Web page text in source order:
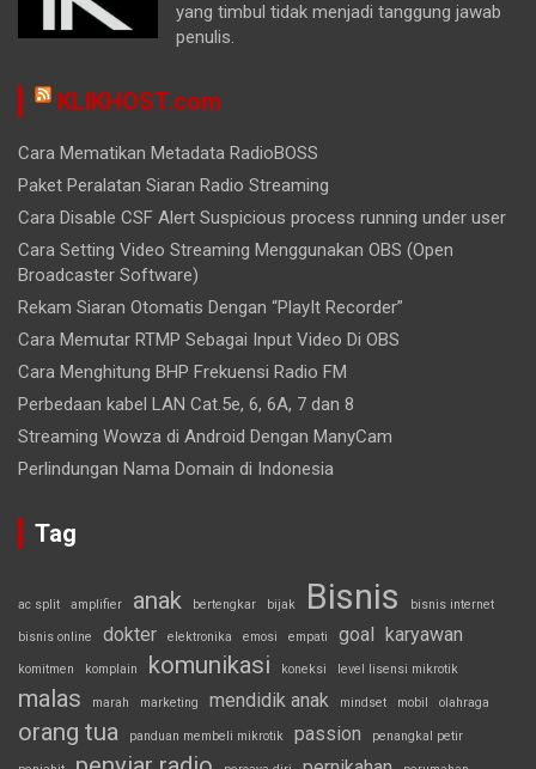
yang timbul tidak menjadi tanggung jawab
penulis.
KLIKHOST.com
Cara Mematikan Metadata RadioBOSS
Paket Peralatan Siaran Radio Streaming
Cara Disable CSF Alert Suspicious process running under user
Cara Setting Video Streaming Menggunakan OBS (Open
Broadcaster Software)
Rekam Siaran Otomatis Dengan “PlayIt Recorder”
Cara Memutar RTMP Sebagai Input Video Di OBS
Cara Menghitung BHP Frekuensi Radio FM
Perbedaan kabel LAN Cat.5e, 6, 6A, 7 dan 8
Streaming Wowza di Android Dengan ManyCam
Perlindungan Nama Domain di Indonesia
Tag
ac split amplifier anak bertengkar bijak Bisnis bisnis internet
bisnis online dokter elektronika emosi empati goal karyawan
komitmen komplain komunikasi koneksi level lisensi mikrotik
malas marah marketing mendidik anak mindset mobil olahraga
orang tua panduan membeli mikrotik passion penangkal petir